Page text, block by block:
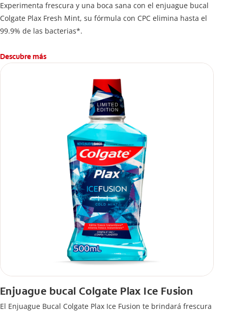
Experimenta frescura y una boca sana con el enjuague bucal
Colgate Plax Fresh Mint, su fórmula con CPC elimina hasta el
99.9% de las bacterias*.
Descubre más
Enjuague bucal Colgate Plax Ice Fusion
El Enjuague Bucal Colgate Plax Ice Fusion te brindará frescura